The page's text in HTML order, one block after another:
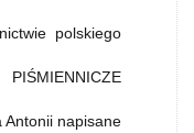
polskiego
Antonii napisane